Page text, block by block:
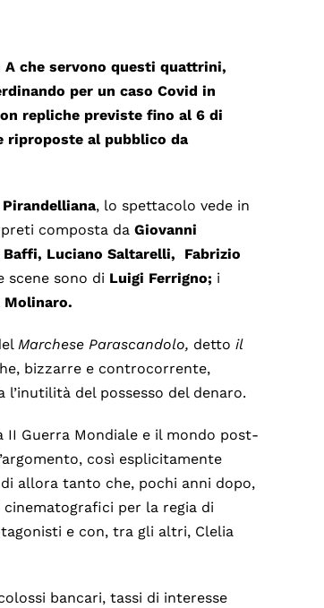
A che servono questi quattrini,
per un caso Covid in
repliche previste fino al 6 di
riproposte al pubblico da
Pirandelliana, lo spettacolo vede in
composta daGiovanni
Baffi, Luciano Saltarelli, Fabrizio
scene sono di Luigi Ferrigno; i
Marchese Parascandolo, dettoil
bizzarre e controcorrente,
del possesso del denaro.
Guerra Mondiale e il mondo post-
così esplicitamente
allora tanto che, pochi anni dopo,
cinematografici per la regia di
e con, tra gli altri, Clelia
bancari, tassi di interesse